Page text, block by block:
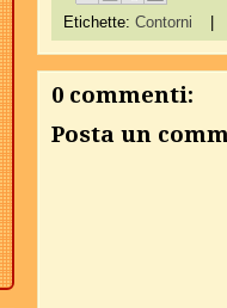
Etichette: Contorni |
0 commenti:
Posta un